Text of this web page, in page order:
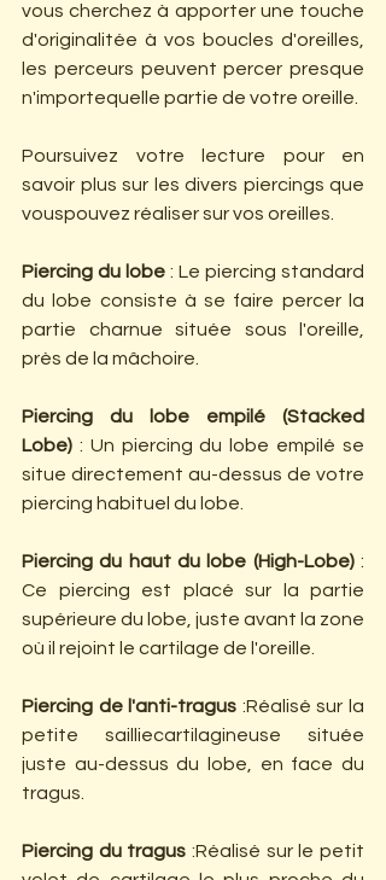
vous cherchez à apporter une touche
d'originalitée à vos boucles d'oreilles,
les perceurs peuvent percer presque
n'importequelle partie de votre oreille.
Poursuivez votre lecture pour en
savoir plus sur les divers piercings que
vouspouvez réaliser sur vos oreilles.
Piercing du lobe : Le piercing standard
du lobe consiste à se faire percer la
partie charnue située sous l'oreille,
près de la mâchoire.
Piercing du lobe empilé (Stacked
Lobe) : Un piercing du lobe empilé se
situe directement au-dessus de votre
piercing habituel du lobe.
Piercing du haut du lobe (High-Lobe) :
Ce piercing est placé sur la partie
supérieure du lobe, juste avant la zone
où il rejoint le cartilage de l'oreille.
Piercing de l'anti-tragus :Réalisé sur la
petite sailliecartilagineuse située
juste au-dessus du lobe, en face du
tragus.
Piercing du tragus :Réalisé sur le petit